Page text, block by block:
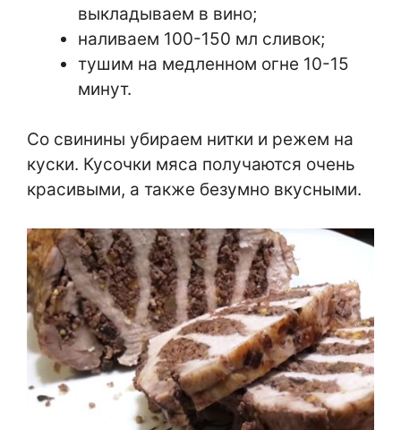
выкладываем в вино;
наливаем 100-150 мл сливок;
тушим на медленном огне 10-15
минут.
Со свинины убираем нитки и режем на
куски. Кусочки мяса получаются очень
красивыми, а также безумно вкусными.